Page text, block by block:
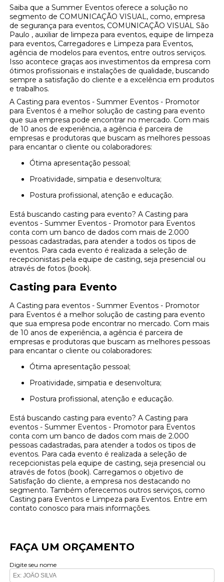
Saiba que a Summer Eventos oferece a solução no
segmento de COMUNICAÇÃO VISUAL, como, empresa
de segurança para eventos, COMUNICAÇÃO VISUAL São
Paulo , auxiliar de limpeza para eventos, equipe de limpeza
para eventos, Carregadores e Limpeza para Eventos,
agência de modelos para eventos, entre outros serviços.
Isso acontece graças aos investimentos da empresa com
ótimos profissionais e instalações de qualidade, buscando
sempre a satisfação do cliente e a excelência em produtos
e trabalhos.
A Casting para eventos - Summer Eventos - Promotor
para Eventos é a melhor solução de casting para evento
que sua empresa pode encontrar no mercado. Com mais
de 10 anos de experiência, a agência é parceira de
empresas e produtoras que buscam as melhores pessoas
para encantar o cliente ou colaboradores:
Ótima apresentação pessoal;
Proatividade, simpatia e desenvoltura;
Postura profissional, atenção e educação.
Está buscando casting para evento? A Casting para
eventos - Summer Eventos - Promotor para Eventos
conta com um banco de dados com mais de 2.000
pessoas cadastradas, para atender a todos os tipos de
eventos. Para cada evento é realizada a seleção de
recepcionistas pela equipe de casting, seja presencial ou
através de fotos (book).
Casting para Evento
A Casting para eventos - Summer Eventos - Promotor
para Eventos é a melhor solução de casting para evento
que sua empresa pode encontrar no mercado. Com mais
de 10 anos de experiência, a agência é parceira de
empresas e produtoras que buscam as melhores pessoas
para encantar o cliente ou colaboradores:
Ótima apresentação pessoal;
Proatividade, simpatia e desenvoltura;
Postura profissional, atenção e educação.
Está buscando casting para evento? A Casting para
eventos - Summer Eventos - Promotor para Eventos
conta com um banco de dados com mais de 2.000
pessoas cadastradas, para atender a todos os tipos de
eventos. Para cada evento é realizada a seleção de
recepcionistas pela equipe de casting, seja presencial ou
através de fotos (book). Carregamos o objetivo de
Satisfação do cliente, a empresa nos destacando no
segmento. Também oferecemos outros serviços, como
Casting para Eventos e Limpeza para Eventos. Entre em
contato conosco para mais informações.
FAÇA UM ORÇAMENTO
Digite seu nome